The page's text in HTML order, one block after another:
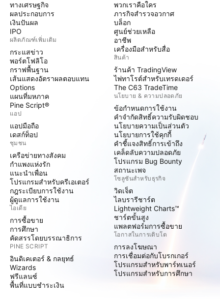
ทางเศรษฐกิจ
ผลประกอบการ
เงินปันผล
IPO
ผลิตภัณฑ์เพิ่มเติม
กระแสข่าว
พอร์ตโฟลิโอ
กราฟพื้นฐาน
เส้นแสดงอัตราผลตอบแทน
Options
แผนที่มหภาค
Pine Script®
แอป
แอปมือถือ
เดสก์ท็อป
ชุมชน
เครือข่ายทางสังคม
กำแพงแห่งรัก
แนะนำเพื่อน
โปรแกรมสำหรับครีเอเตอร์
กฎระเบียบการใช้งาน
ผู้ดูแลการใช้งาน
ไอเดีย
การซื้อขาย
การศึกษา
คัดสรรโดยบรรณาธิการ
PINE SCRIPT
อินดิเคเตอร์ & กลยุทธ์
Wizards
ฟรีแลนซ์
พื้นที่แบบชำระเงิน
พวกเราคือใคร
ภารกิจสำรวจอวกาศ
บล็อก
ศูนย์ช่วยเหลือ
อาชีพ
เครื่องมือสำหรับสื่อ
สินค้า
ร้านค้า TradingView
ไพ่ทาโรต์สำหรับเทรดเดอร์
The C63 TradeTime
นโยบาย & ความปลอดภัย
ข้อกำหนดการใช้งาน
คำจำกัดสิทธิ์ความรับผิดชอบ
นโยบายความเป็นส่วนตัว
นโยบายการใช้คุกกี้
คำชี้แจงสิทธิ์การเข้าถึง
เคล็ดลับความปลอดภัย
โปรแกรม Bug Bounty
สถานะเพจ
โซลูชันสำหรับธุรกิจ
วิดเจ็ต
ไลบรารีชาร์ต
Lightweight Charts™
ชาร์ตขั้นสูง
แพลตฟอร์มการซื้อขาย
โอกาสในการเติบโต
การลงโฆษณา
การเชื่อมต่อกับโบรกเกอร์
โปรแกรมสำหรับพาร์ทเนอร์
โปรแกรมสำหรับการศึกษา